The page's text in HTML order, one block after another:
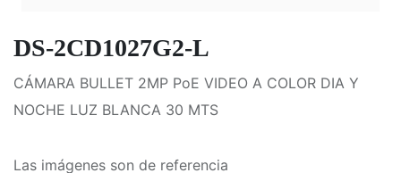
DS-2CD1027G2-L
CÁMARA BULLET 2MP PoE VIDEO A COLOR DIA Y
NOCHE LUZ BLANCA 30 MTS
Las imágenes son de referencia